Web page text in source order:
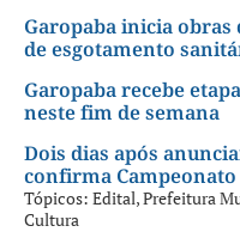
Garopaba inicia
de esgotamento
Garopaba recebe
neste fim de semana
Dois dias após
confirma
Tópicos: Edital,Prefeitura
Cultura